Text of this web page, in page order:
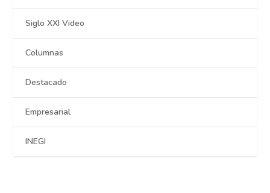
Siglo XXI Video
Columnas
Destacado
Empresarial
INEGI